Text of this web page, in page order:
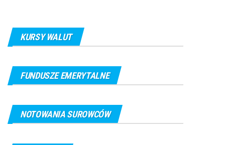
KURSY WALUT
FUNDUSZE EMERYTALNE
NOTOWANIA SUROWCÓW